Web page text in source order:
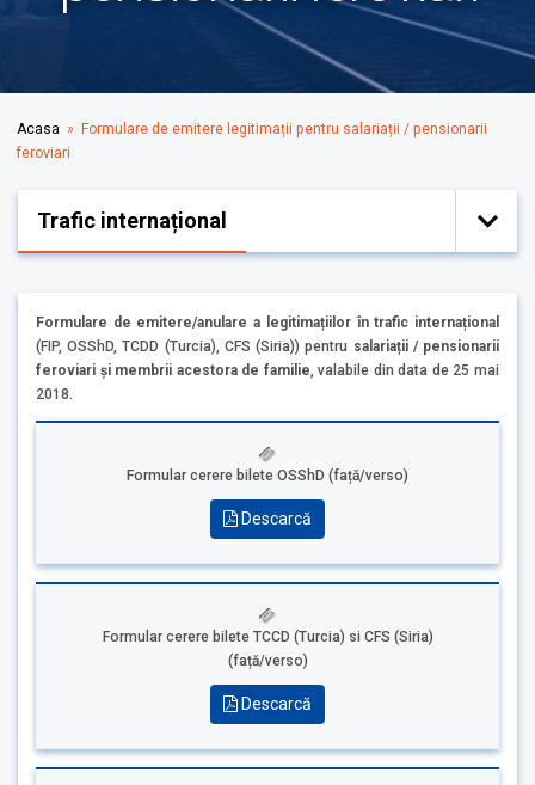
Acasa » Formulare de emitere legitimații pentru salariații / pensionarii
feroviari
Trafic internațional
Formulare de emitere/anulare a legitimațiilor în trafic internațional
(FIP, OSShD, TCDD (Turcia), CFS (Siria)) pentru salariații / pensionarii
feroviari și membrii acestora de familie, valabile din data de 25 mai
2018.
Formular cerere bilete OSShD (față/verso)
Descarcă
Formular cerere bilete TCCD (Turcia) si CFS (Siria)
(față/verso)
Descarcă